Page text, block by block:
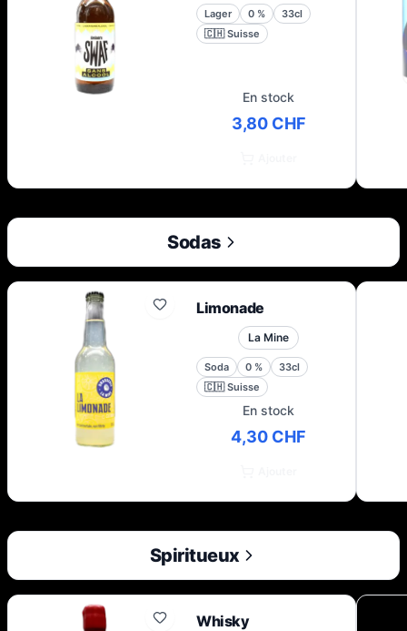
Lager 0 %
33cl
🇨🇭 Suisse
En stock
3,80 CHF
Sodas
Limonade
La Mine
Soda 0 %
33cl
🇨🇭 Suisse
En stock
4,30 CHF
Spiritueux
Whisky